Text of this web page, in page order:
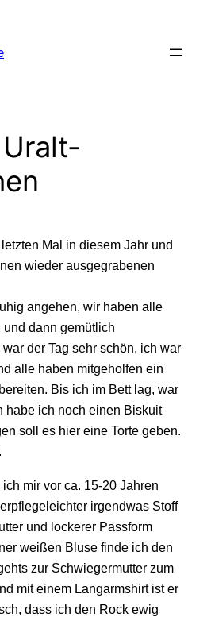
Mal in diesem Jahr und
wieder ausgegrabenen
angehen, wir haben alle
dann gemütlich
der Tag sehr schön, ich war
alle haben mitgeholfen ein
Bis ich im Bett lag, war
habe ich noch einen Biskuit
soll es hier eine Torte geben.
mir vor ca. 15-20 Jahren
irgendwas Stoff
und lockerer Passform
weißen Bluse finde ich den
zur Schwiegermutter zum
mit einem Langarmshirt ist er
dass ich den Rock ewig